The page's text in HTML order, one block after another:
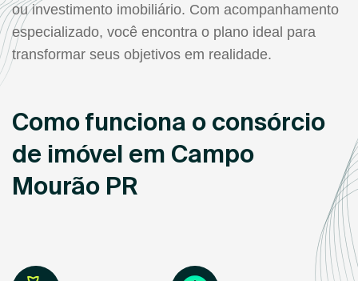
ou investimento imobiliário. Com acompanhamento
especializado, você encontra o plano ideal para
transformar seus objetivos em realidade.
Como funciona o consórcio
de imóvel em Campo
Mourão PR